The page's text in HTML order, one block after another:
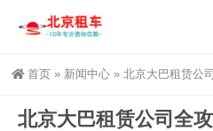
首页 » 新闻中心 » 北京大巴租赁公司全攻略
北京大巴租赁公司全